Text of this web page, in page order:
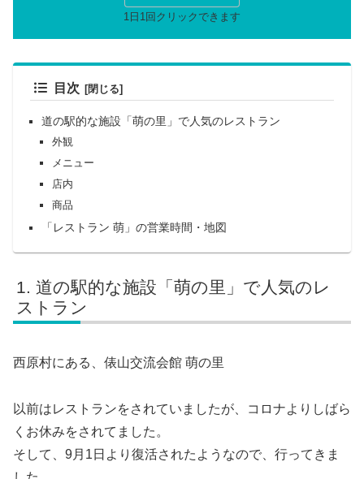
目次
道の駅的な施設「萌の里」で人気のレストラン
外観
メニュー
店内
商品
「レストラン 萌」の営業時間・地図
道の駅的な施設「萌の里」で人気のレ
ストラン
西原村にある、俵山交流会館 萌の里
以前はレストランをされていましたが、コロナよりしばら
くお休みをされてました。
そして、9月1日より復活されたようなので、行ってきま